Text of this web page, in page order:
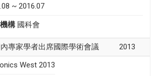
~ 2016.07
構 國科會
專家學者出席國際學術會議
2013
West 2013